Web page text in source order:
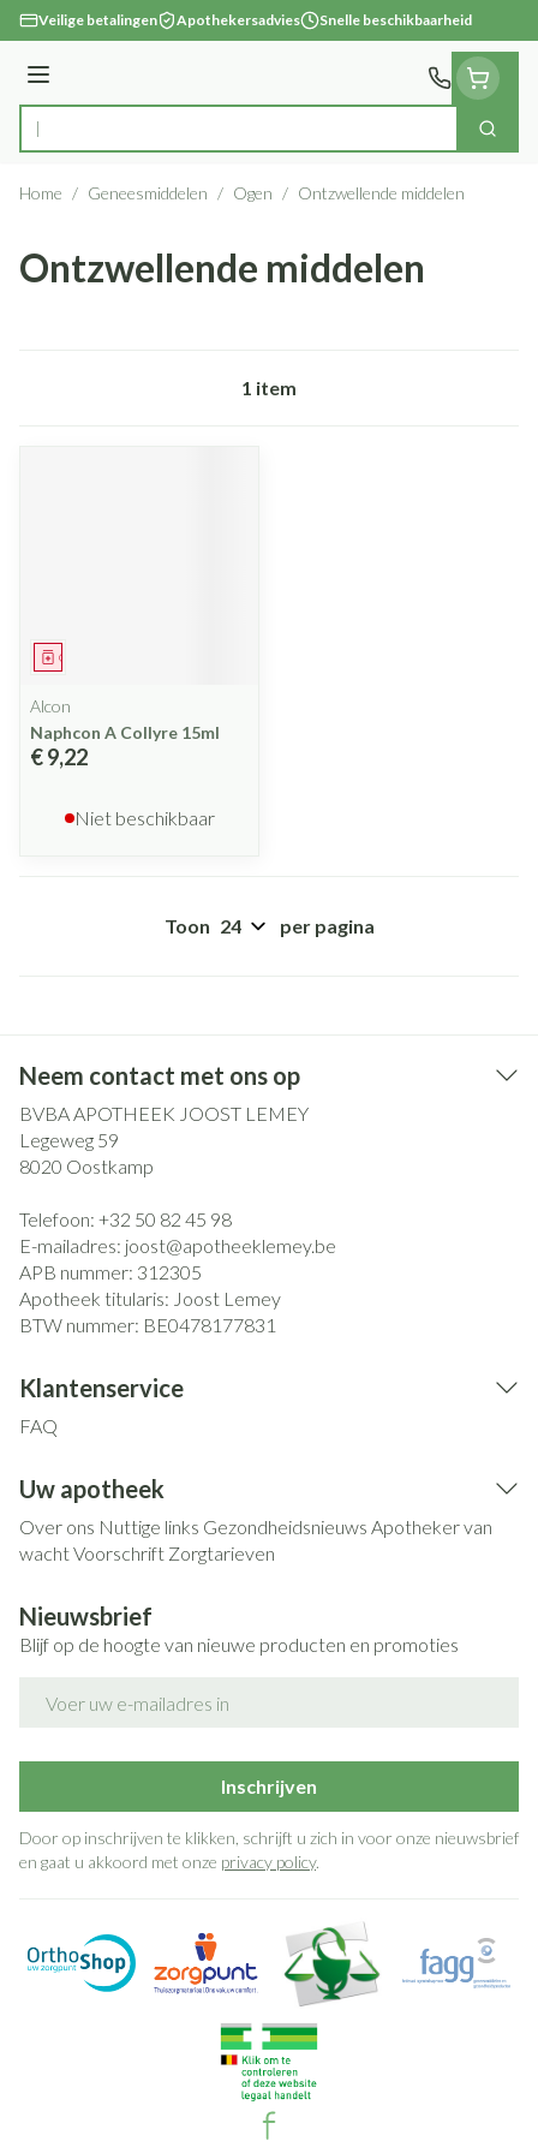
Ga naar de inhoud
Veilige betalingen Apothekersadvies Snelle beschikbaarheid
Menu
Product, merk, categorie... Zoek
Home / Geneesmiddelen / Ogen / Ontzwellende middelen
Ontzwellende middelen
1 item
Geneesmiddel
Alcon
Naphcon A Collyre 15ml
€ 9,22
Niet beschikbaar
Toon per pagina
Neem contact met ons op
BVBA APOTHEEK JOOST LEMEY
Legeweg 59
8020 Oostkamp
Telefoon: +32 50 82 45 98
E-mailadres: joost@apotheeklemey.be
APB nummer: 312305
Apotheek titularis: Joost Lemey
BTW nummer: BE0478177831
Klantenservice
FAQ
Uw apotheek
Over ons Nuttige links Gezondheidsnieuws Apotheker van
wachtVoorschrift Zorgtarieven
Nieuwsbrief
Blijf op de hoogte van nieuwe producten en promoties
Inschrijven
Door op inschrijven te klikken, schrijft u zich in voor onze nieuwsbrief
en gaat u akkoord met onze privacy policy.